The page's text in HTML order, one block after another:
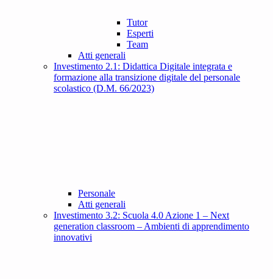
Tutor
Esperti
Team
Atti generali
Investimento 2.1: Didattica Digitale integrata e
formazione alla transizione digitale del personale
scolastico (D.M. 66/2023)
Personale
Atti generali
Investimento 3.2: Scuola 4.0 Azione 1 – Next
generation classroom – Ambienti di apprendimento
innovativi